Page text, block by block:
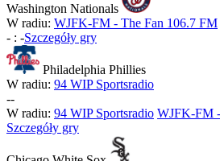
Washington Nationals
W radiu: WJFK-FM - The Fan 106.7 FM
- : -Szczegóły gry
Philadelphia Phillies
W radiu: 94 WIP Sportsradio
--
W radiu: 94 WIP Sportsradio WJFK-FM
Szczegóły gry